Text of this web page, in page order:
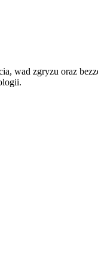
wad zgryzu oraz